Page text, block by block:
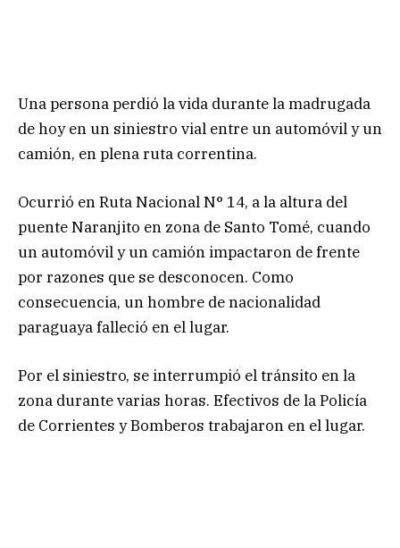
Una persona perdió la vida durante la madrugada
de hoy en un siniestro vial entre un automóvil y un
camión, en plena ruta correntina.
Ocurrió en Ruta Nacional N° 14, a la altura del
puente Naranjito en zona de Santo Tomé, cuando
un automóvil y un camión impactaron de frente
por razones que se desconocen. Como
consecuencia, un hombre de nacionalidad
paraguaya falleció en el lugar.
Por el siniestro, se interrumpió el tránsito en la
zona durante varias horas. Efectivos de la Policía
de Corrientes y Bomberos trabajaron en el lugar.